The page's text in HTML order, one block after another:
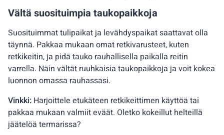
Vältä suosituimpia taukopaikkoja
Suosituimmat tulipaikat ja levähdyspaikat saattavat olla
täynnä. Pakkaa mukaan omat retkivarusteet, kuten
retkikeitin, ja pidä tauko rauhallisella paikalla reitin
varrella. Näin vältät ruuhkaisia taukopaikkoja ja voit kokea
luonnon omassa rauhassasi.
Vinkki: Harjoittele etukäteen retkikeittimen käyttöä tai
pakkaa mukaan valmiit eväät. Oletko kokeillut helteillä
jäätelöä termarissa?